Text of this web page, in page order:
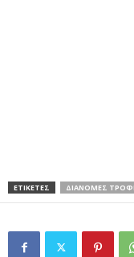
ΕΤΙΚΕΤΕΣ ΔΙΑΝΟΜΈΣ